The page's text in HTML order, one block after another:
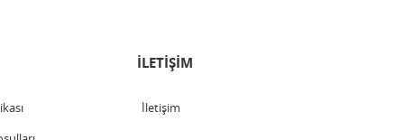
İLETİŞİM
İletişim